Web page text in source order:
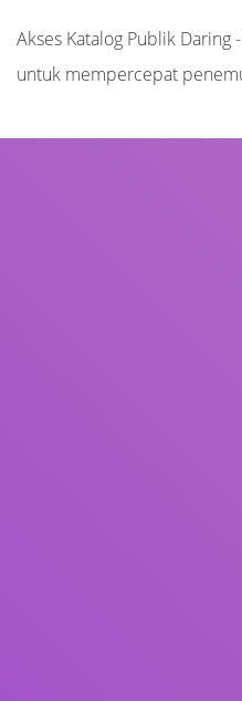
Akses Katalog Publik Daring
untuk mempercepat